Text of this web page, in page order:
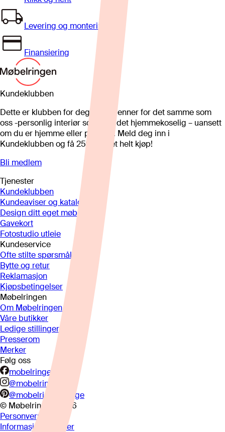
Levering og montering
Finansiering
Kundeklubben
Dette er klubben for deg som brenner for det samme som
oss -personlig interiør som gjør det hjemmekoselig – uansett
om du er hjemme eller på hytta. Meld deg inn i
Kundeklubben og få 25%* på et helt kjøp!
Bli medlem
Tjenester
Kundeklubben
Kundeaviser og kataloger
Design ditt eget møbel
Gavekort
Fotostudio utleie
Kundeservice
Ofte stilte spørsmål
Bytte og retur
Reklamasjon
Kjøpsbetingelser
Møbelringen
Om Møbelringen
Våre butikker
Ledige stillinger
Presserom
Merker
Følg oss
mobelringen.no
@mobelringen
@mobelringennorge
© Møbelringen
2026
Personvern
Informasjonskapsler